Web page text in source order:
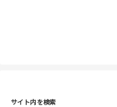
サイト内を検索